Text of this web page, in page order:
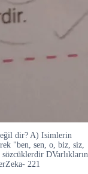
dir? A) Isimlerin
"ben, sen, o, biz, siz,
DVarlıkların
221